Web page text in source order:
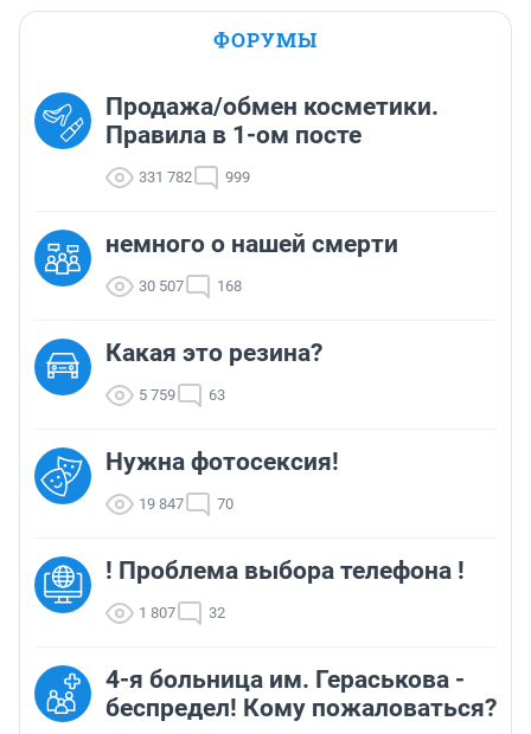
ФОРУМЫ
Продажа/обмен косметики.
Правила в 1-ом посте
331 782 999
немного о нашей смерти
30 507 168
Какая это резина?
5 759 63
Нужна фотосексия!
19 847 70
! Проблема выбора телефона !
1 807 32
4-я больница им. Гераськова -
беспредел! Кому пожаловаться?